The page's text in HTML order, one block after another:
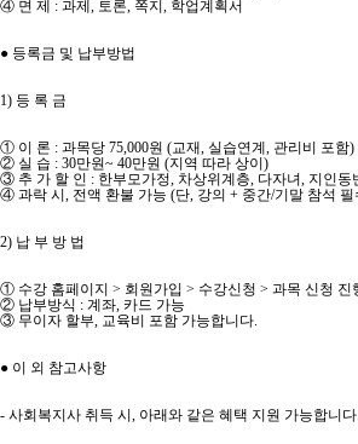
④ 면 제 : 과제, 토론, 쪽지, 학업계획서
● 등록금 및 납부방법
1) 등 록 금
① 이 론 : 과목당 75,000원 (교재, 실습연계, 관리비 포함)
② 실 습 : 30만원~ 40만원 (지역 따라 상이)
③ 추 가 할 인 : 한부모가정, 차상위계층, 다자녀, 지인동
④ 과락 시, 전액 환불 가능 (단, 강의 + 중간/기말 참석 필
2) 납 부 방 법
① 수강 홈페이지 > 회원가입 > 수강신청 > 과목 신청 진
② 납부방식 : 계좌, 카드 가능
③ 무이자 할부, 교육비 포함 가능합니다.
● 이 외 참고사항
- 사회복지사 취득 시, 아래와 같은 혜택 지원 가능합니다.